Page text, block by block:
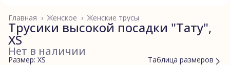
Женские трусы
Женское ›
Главная ›
Трусики высокой посадки "Тату",
XS
Нет в наличии
Размер: XS
Таблица размеров